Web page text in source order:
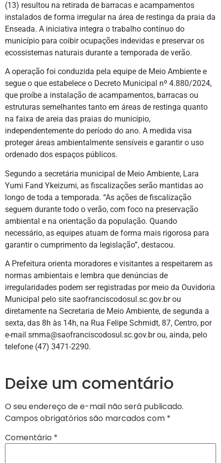
(13) resultou na retirada de barracas e acampamentos
instalados de forma irregular na área de restinga da praia da
Enseada. A iniciativa integra o trabalho contínuo do
município para coibir ocupações indevidas e preservar os
ecossistemas naturais durante a temporada de verão.
A operação foi conduzida pela equipe de Meio Ambiente e
segue o que estabelece o Decreto Municipal nº 4.880/2024,
que proíbe a instalação de acampamentos, barracas ou
estruturas semelhantes tanto em áreas de restinga quanto
na faixa de areia das praias do município,
independentemente do período do ano. A medida visa
proteger áreas ambientalmente sensíveis e garantir o uso
ordenado dos espaços públicos.
Segundo a secretária municipal de Meio Ambiente, Lara
Yumi Fand Ykeizumi, as fiscalizações serão mantidas ao
longo de toda a temporada. “As ações de fiscalização
seguem durante todo o verão, com foco na preservação
ambiental e na orientação da população. Quando
necessário, as equipes atuam de forma mais rigorosa para
garantir o cumprimento da legislação”, destacou.
A Prefeitura orienta moradores e visitantes a respeitarem as
normas ambientais e lembra que denúncias de
irregularidades podem ser registradas por meio da Ouvidoria
Municipal pelo site saofranciscodosul.sc.gov.br ou
diretamente na Secretaria de Meio Ambiente, de segunda a
sexta, das 8h às 14h, na Rua Felipe Schmidt, 87, Centro, por
e-mail smma@saofranciscodosul.sc.gov.br ou, ainda, pelo
telefone (47) 3471-2290.
Deixe um comentário
O seu endereço de e-mail não será publicado.
Campos obrigatórios são marcados com *
Comentário *